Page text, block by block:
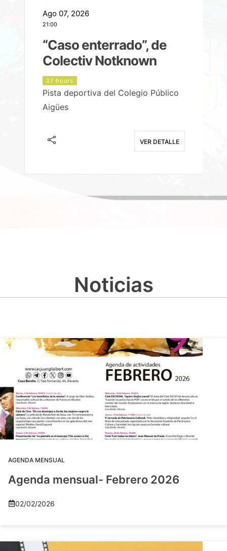
Ago 07, 2026
21:00
“Caso enterrado”, de
Colectiv Notknown
27 hours
Pista deportiva del Colegio Público
Aigües
VER DETALLE
Noticias
AGENDA MENSUAL
Agenda mensual- Febrero 2026
02/02/2026